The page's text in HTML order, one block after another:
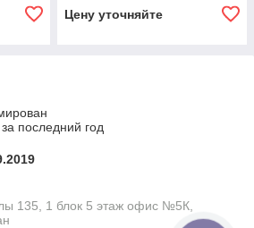
Цену уточняйте
последний год
135, 1 блок 5 этаж офис №5К,